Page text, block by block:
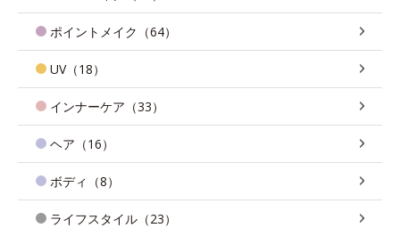
ポイントメイク（64）
UV（18）
インナーケア（33）
ヘア（16）
ボディ（8）
ライフスタイル（23）